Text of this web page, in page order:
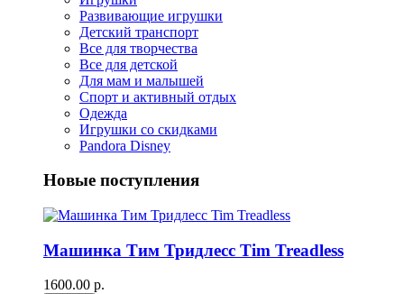
Развивающие игрушки
Детский транспорт
Все для творчества
Все для детской
Для мам и малышей
Спорт и активный отдых
Одежда
Игрушки со скидками
Pandora Disney
Новые поступления
Машинка Тим Тридлесс Tim Treadless
1600.00 р.